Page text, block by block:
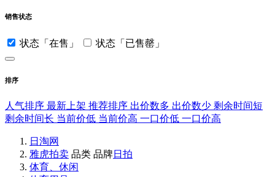
销售状态
状态「在售」 状态「已售罄」
排序
人气排序 最新上架 推荐排序 出价数多 出价数少 剩余时间短
剩余时间长 当前价低 当前价高 一口价低 一口价高
日淘网
雅虎拍卖 品类 品牌日拍
体育、休闲